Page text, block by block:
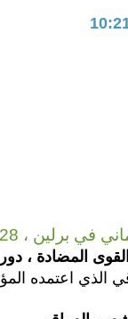
في برلين ، 28
القوى المضادة ،
الذي اعتمده